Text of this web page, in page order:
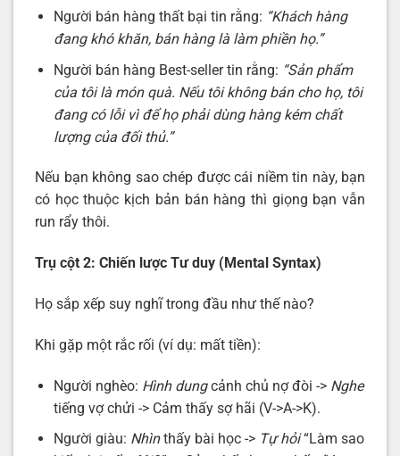
Người bán hàng thất bại tin rằng: “Khách hàng
đang khó khăn, bán hàng là làm phiền họ.”
Người bán hàng Best-seller tin rằng: “Sản phẩm
của tôi là món quà. Nếu tôi không bán cho họ, tôi
đang có lỗi vì để họ phải dùng hàng kém chất
lượng của đối thủ.”
Nếu bạn không sao chép được cái niềm tin này, bạn
có học thuộc kịch bản bán hàng thì giọng bạn vẫn
run rẩy thôi.
Trụ cột 2: Chiến lược Tư duy (Mental Syntax)
Họ sắp xếp suy nghĩ trong đầu như thế nào?
Khi gặp một rắc rối (ví dụ: mất tiền):
Người nghèo: Hình dungcảnh chủ nợ đòi -> Nghe
tiếng vợ chửi -> Cảm thấy sợ hãi (V->A->K).
Người giàu: Nhìnthấy bài học -> Tự hỏi“Làm sao